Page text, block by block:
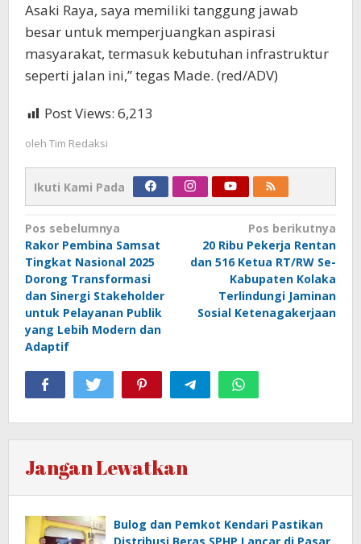
Asaki Raya, saya memiliki tanggung jawab
besar untuk memperjuangkan aspirasi
masyarakat, termasuk kebutuhan infrastruktur
seperti jalan ini,” tegas Made. (red/ADV)
Post Views: 6,213
oleh Tim Redaksi
Ikuti Kami Pada
Navigasi
pos
Pos sebelumnya
Rakor Pembina Samsat
Tingkat Nasional 2025
Dorong Transformasi
dan Sinergi Stakeholder
untuk Pelayanan Publik
yang Lebih Modern dan
Adaptif
Pos berikutnya
20 Ribu Pekerja Rentan
dan 516 Ketua RT/RW Se-
Kabupaten Kolaka
Terlindungi Jaminan
Sosial Ketenagakerjaan
Jangan Lewatkan
Bulog dan Pemkot Kendari Pastikan